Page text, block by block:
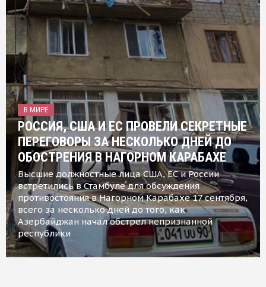
В МИРЕ
РОССИЯ, США И ЕС ПРОВЕЛИ СЕКРЕТНЫЕ
ПЕРЕГОВОРЫ ЗА НЕСКОЛЬКО ДНЕЙ ДО
ОБОСТРЕНИЯ В НАГОРНОМ КАРАБАХЕ
Высшие должностные лица США, ЕС и России
встретились в Стамбуле для обсуждения
противостояния в Нагорном Карабахе 17 сентября,
всего за несколько дней до того, как
Азербайджан начал обстрел непризнанной
республики